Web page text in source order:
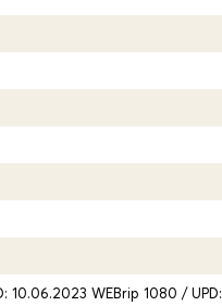
10.06.2023 WEBrip 1080 / UPD: